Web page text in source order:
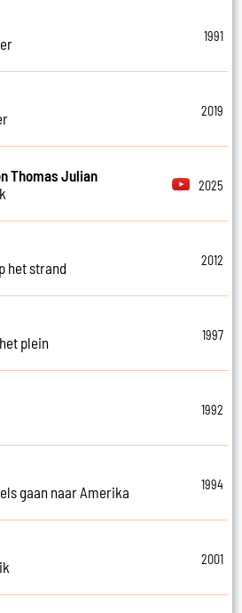
1991
2019
Thomas Julian
2025
het strand
2012
plein
1997
1992
gaan naar Amerika
1994
2001